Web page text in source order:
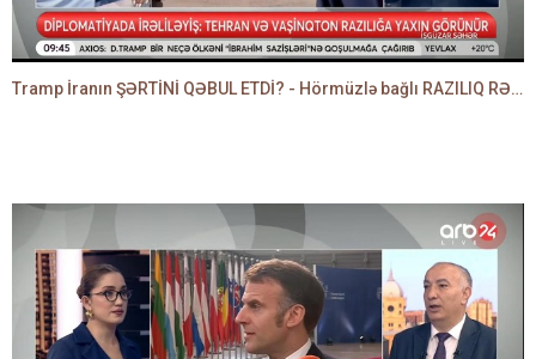
Tramp İranın ŞƏRTİNİ QƏBUL ETDİ? - Hörmüzlə bağlı RAZILIQ RƏSMƏN AÇIQLANIR -BAKİR HƏDƏNBƏYLİ danışır